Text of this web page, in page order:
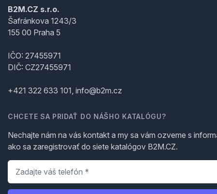
B2M.CZ s.r.o.
Šafránkova 1243/3
155 00 Praha 5
IČO: 27455971
DIČ: CZ27455971
+421 322 633 101, info@b2m.cz
CHCETE SA PRIDAŤ DO NÁŠHO KATALÓGU?
Nechajte nám na vás kontakt a my sa vám ozveme s
ako sa zaregistrovať do siete katalógov B2M.CZ.
Telefón